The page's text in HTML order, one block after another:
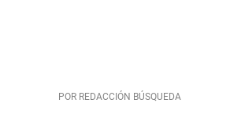
POR REDACCIÓN BÚSQUEDA